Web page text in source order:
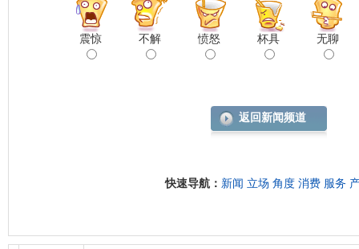
震惊 不解 愤怒 杯具 无聊
返回新闻频道
快速导航： 新闻 立场 角度 消费 服务